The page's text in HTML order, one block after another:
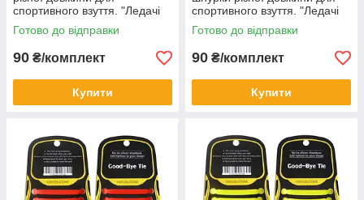
спортивного взуття. "Ледачі
шнурки". Гумові шнурки для
кросівок
Готово до відправки
90 ₴/комплект
Купити
спортивного взуття. "Ледачі
шнурки". Гумові шнурки для
кросівок
Готово до відправки
90 ₴/комплект
Купити